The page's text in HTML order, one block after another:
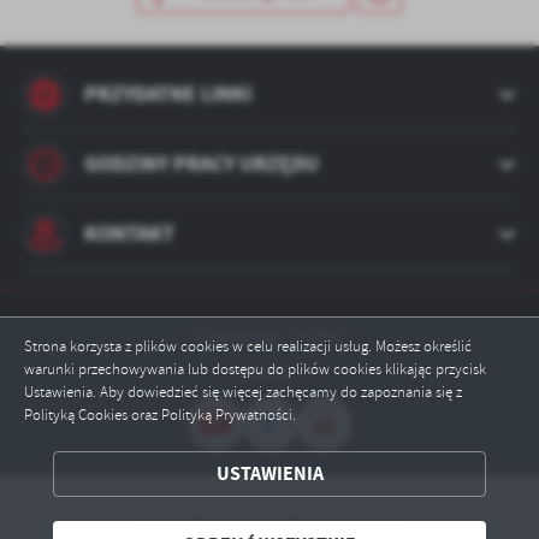
Strona korzysta z plików cookies w celu realizacji usług. Możesz określić
warunki przechowywania lub dostępu do plików cookies klikając przycisk
Ustawienia. Aby dowiedzieć się więcej zachęcamy do zapoznania się z
Polityką Cookies oraz Polityką Prywatności.
USTAWIENIA
treści w postaci wiadomości, ofert, komunikatów mediów
ZAPISZ WYBRANE
PRZYDATNE LINKI
GODZINY PRACY URZĘDU
KONTAKT
Odwiedzin: 393965
Online: 3
Copyright by powiatkarkonoski.eu